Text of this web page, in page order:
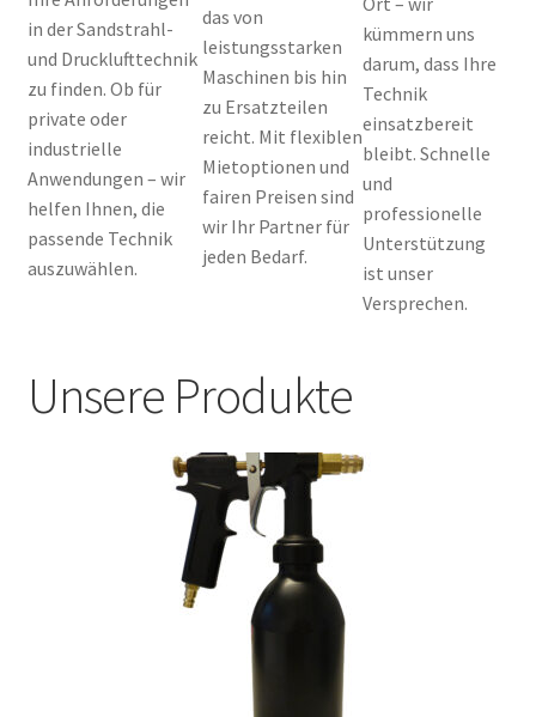
in der Sandstrahl-
und Drucklufttechnik
zu finden. Ob für
private oder
industrielle
Anwendungen – wir
helfen Ihnen, die
passende Technik
auszuwählen.
das von
leistungsstarken
Maschinen bis hin
zu Ersatzteilen
reicht. Mit flexiblen
Mietoptionen und
fairen Preisen sind
wir Ihr Partner für
jeden Bedarf.
kümmern uns
darum, dass Ihre
Technik
einsatzbereit
bleibt. Schnelle
und
professionelle
Unterstützung
ist unser
Versprechen.
Unsere Produkte